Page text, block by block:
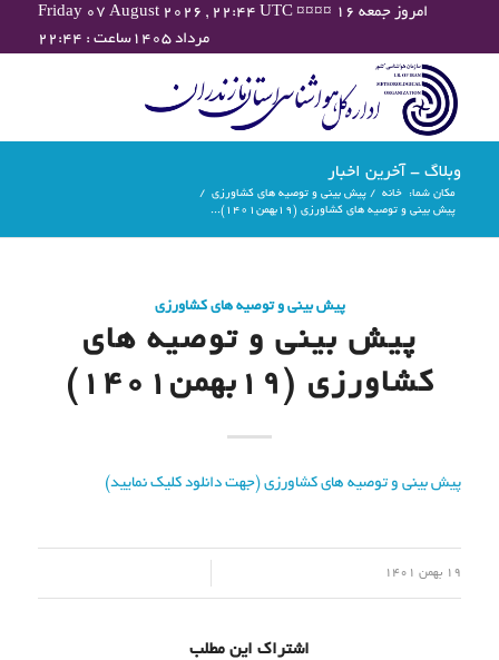
Friday 07 August 2026 , 22:44 UTC ¤¤¤¤ امروز جمعه ۱۶
مرداد ۱۴۰۵ساعت : ۲۲:۴۴
وبلاگ - آخرین اخبار
مکان شما: خانه / پیش بینی و توصیه های کشاورزی /
پیش بینی و توصیه های کشاورزی (19بهمن۱۴۰۱)...
پیش بینی و توصیه های کشاورزی
پیش بینی و توصیه های
کشاورزی (19بهمن۱۴۰۱)
پیش بینی و توصیه های کشاورزی (جهت دانلود کلیک نمایید)
19 بهمن 1401
اشتراک این مطلب